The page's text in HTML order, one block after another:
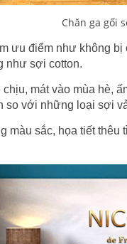
Chăn ga gối
ưu điểm như không bị
như sợi cotton.
mát vào mùa hè,
so với những loại sợi
màu sắc, họa tiết